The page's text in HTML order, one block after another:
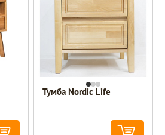
Тумба Nordic Life